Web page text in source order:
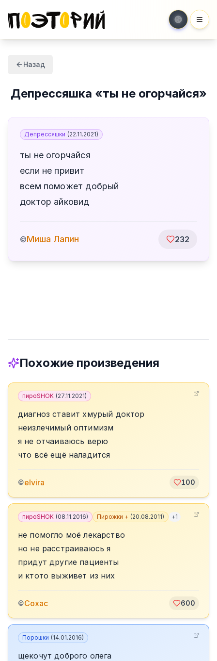
Назад
Депрессяшка «ты не огорчайся»
Депрессяшки (22.11.2021)
ты не огорчайся
если не привит
всем поможет добрый
доктор айковид
©Миша Лапин 232
Похожие произведения
пироSHOK (27.11.2021)
диагноз ставит хмурый доктор
неизлечимый оптимизм
я не отчаиваюсь верю
что всё ещё наладится
©elvira 100
пироSHOK (08.11.2016) Пирожки + (20.08.2011) +1
не помогло моё лекарство
но не расстраиваюсь я
придут другие пациенты
и ктото выживет из них
©Сохас 600
Порошки (14.01.2016)
щекочут доброго олега